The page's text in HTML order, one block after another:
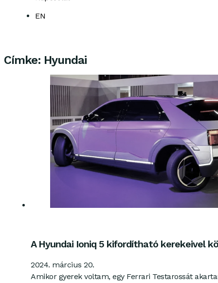
EN
Címke: Hyundai
A Hyundai Ioniq 5 kifordítható kerekeivel
2024. március 20.
Amikor gyerek voltam, egy Ferrari Testarossát